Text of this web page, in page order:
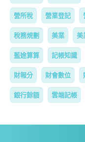
營所稅 營業登記
稅務規劃 美業 美
藍途算算 記帳知識
財報分 財會數位
銀行餘額 雲端記帳